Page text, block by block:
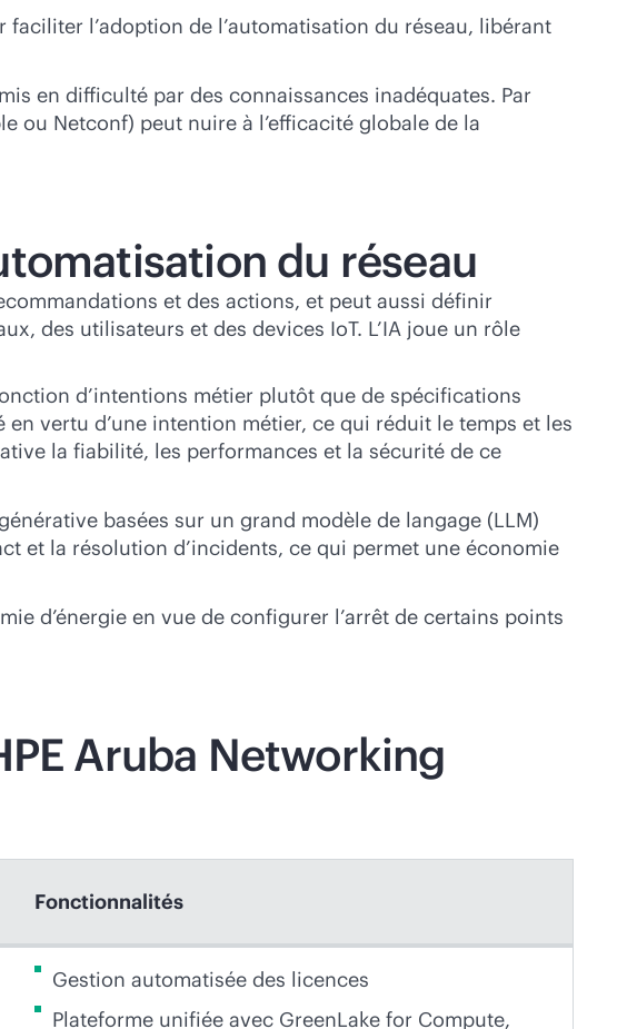
l’adoption de l’automatisation du réseau, libérant
en difficulté par des connaissances inadéquates. Par
ou Netconf) peut nuire à l’efficacité globale de la
du réseau
et des actions, et peut aussi définir
des utilisateurs et des devices IoT. L’IA joue un rôle
d’intentions métier plutôt que de spécifications
vertu d’une intention métier, ce qui réduit le temps et les
la fiabilité, les performances et la sécurité de ce
basées sur un grand modèle de langage (LLM)
et la résolution d’incidents, ce qui permet une économie
d’énergie en vue de configurer l’arrêt de certains points
Aruba Networking
Fonctionnalités
Gestion automatisée des licences
Plateforme unifiée avec GreenLake for Compute,